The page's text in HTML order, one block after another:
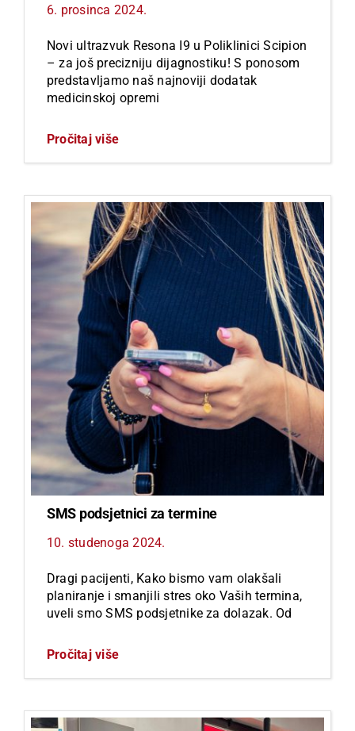
6. prosinca 2024.
Novi ultrazvuk Resona I9 u Poliklinici Scipion
– za još precizniju dijagnostiku! S ponosom
predstavljamo naš najnoviji dodatak
medicinskoj opremi
Pročitaj više
SMS podsjetnici za termine
10. studenoga 2024.
Dragi pacijenti, Kako bismo vam olakšali
planiranje i smanjili stres oko Vaših termina,
uveli smo SMS podsjetnike za dolazak. Od
Pročitaj više